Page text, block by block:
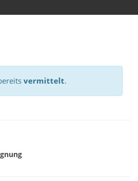
vermittelt.